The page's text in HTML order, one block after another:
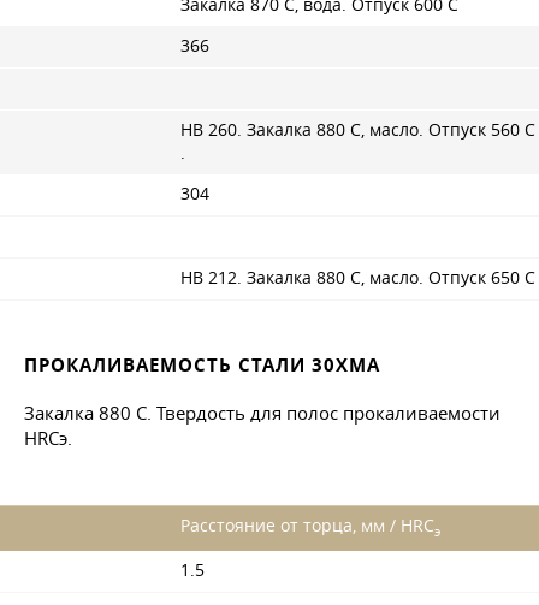
Закалка 870 С, вода. Отпуск 600 С
366
НВ 260. Закалка 880 С, масло. Отпуск 560 С
.
304
НВ 212. Закалка 880 С, масло. Отпуск 650 С
ПРОКАЛИВАЕМОСТЬ СТАЛИ 30ХМА
Закалка 880 С. Твердость для полос прокаливаемости
HRCэ.
Расстояние от торца, мм / HRCэ
1.5